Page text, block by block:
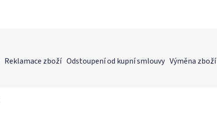
Reklamace zboží Odstoupení od kupní smlouvy Výměna zboží